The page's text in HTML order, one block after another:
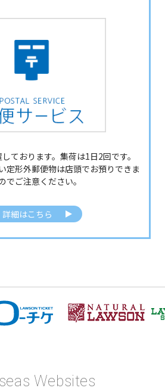
ております。集荷は1日2回です。
定形外郵便物は店頭でお預りできま
でご注意ください。
詳細はこちら
Websites